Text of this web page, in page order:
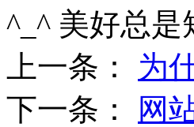
^_^ 美好总
上一条： 为
下一条：
网